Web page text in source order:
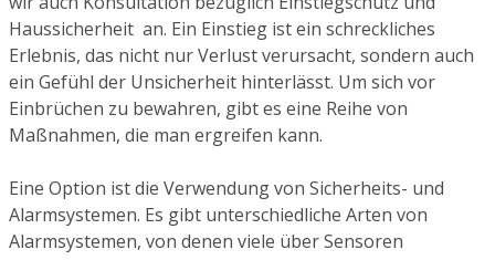
Haussicherheit an. Ein Einstieg ist ein schreckliches
Erlebnis, das nicht nur Verlust verursacht, sondern auch
ein Gefühl der Unsicherheit hinterlässt. Um sich vor
Einbrüchen zu bewahren, gibt es eine Reihe von
Maßnahmen, die man ergreifen kann.
Eine Option ist die Verwendung von Sicherheits- und
Alarmsystemen. Es gibt unterschiedliche Arten von
Alarmsystemen, von denen viele über Sensoren